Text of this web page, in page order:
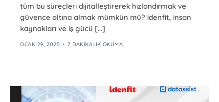
tüm bu süreçleri dijitalleştirerek hızlandırmak ve
güvence altına almak mümkün mü? idenfit, insan
kaynakları ve iş gücü […]
OCAK 29, 2025 7 DAKIKALIK OKUMA